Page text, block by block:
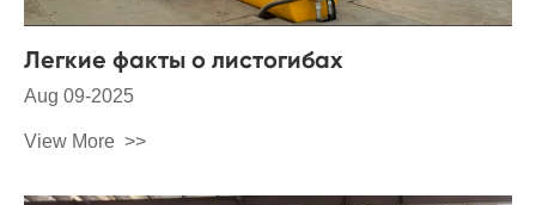
Легкие факты о листогибах
Aug 09-2025
View More